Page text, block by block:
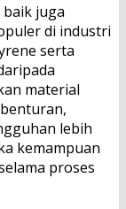
juga
di industri
serta
material
lebih
kemampuan
proses